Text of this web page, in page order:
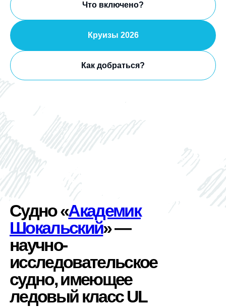
Что включено?
Круизы 2026
Как добраться?
Судно «Академик
Шокальский» —
научно-
исследовательское
судно, имеющее
ледовый класс UL